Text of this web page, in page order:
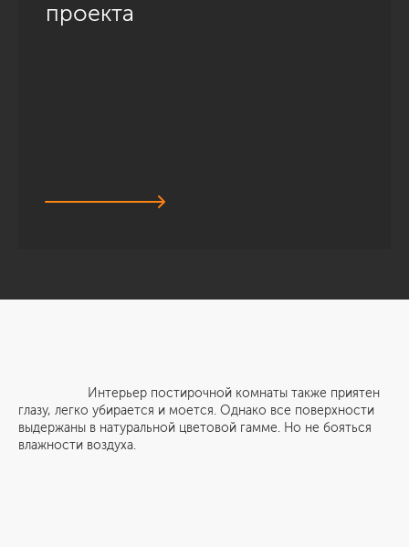
проекта
Интерьер постирочной комнаты также приятен
глазу, легко убирается и моется. Однако все поверхности
выдержаны в натуральной цветовой гамме. Но не бояться
влажности воздуха.